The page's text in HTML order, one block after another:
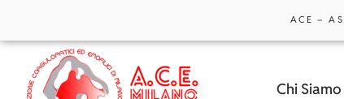
ACE –
Chi Siamo